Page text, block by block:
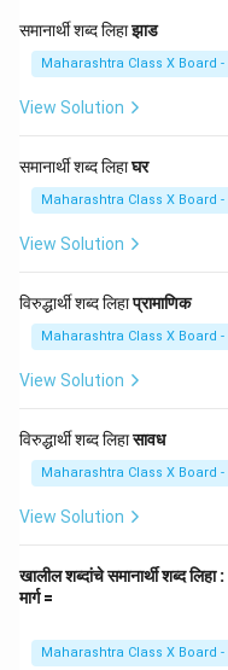
समानार्थी शब्द लिहाझाड
Maharashtra Class X Board -
View Solution
समानार्थी शब्द लिहाघर
Maharashtra Class X Board -
View Solution
विरुद्धार्थी शब्द लिहाप्रामाणिक
Maharashtra Class X Board -
View Solution
विरुद्धार्थी शब्द लिहासावध
Maharashtra Class X Board -
View Solution
खालील शब्दांचे समानार्थी शब्द लिहा :
मार्ग =
Maharashtra Class X Board -